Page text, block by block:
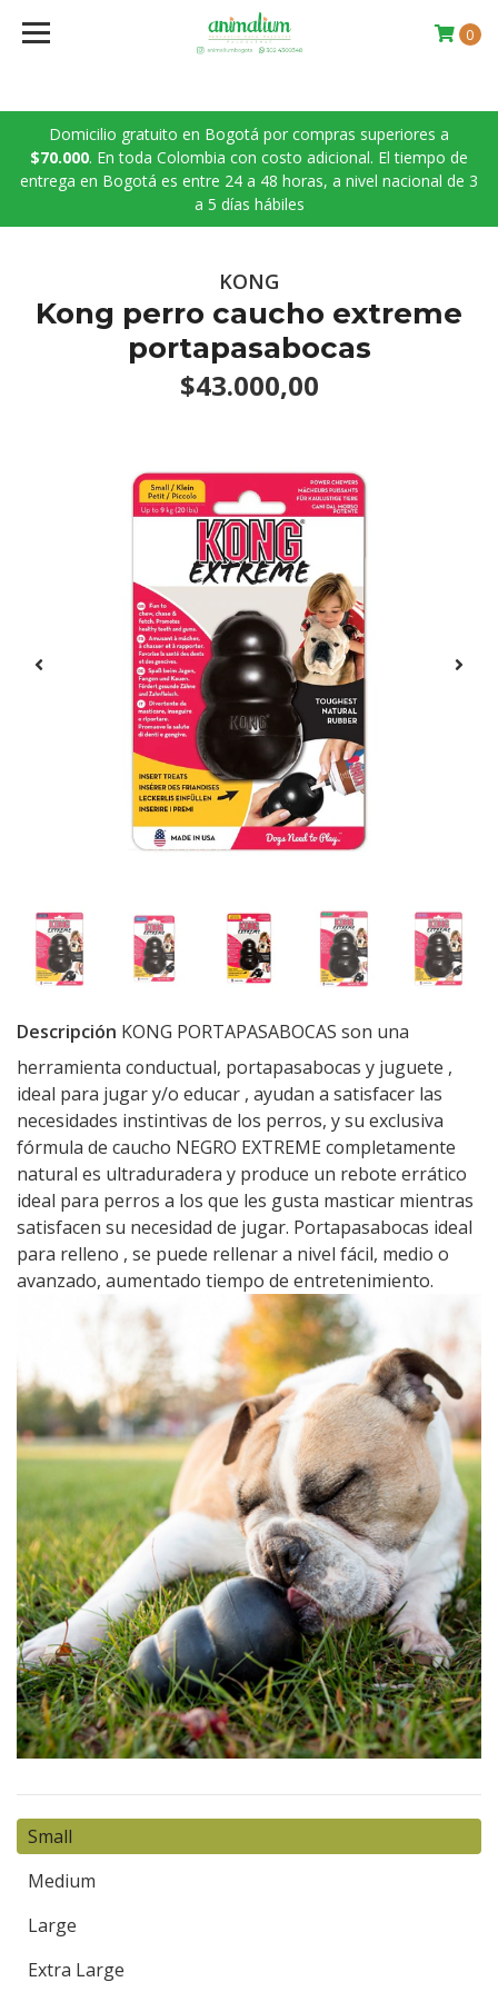
Domicilio gratuito en Bogotá por compras superiores a
$70.000. En toda Colombia con costo adicional. El tiempo de
entrega en Bogotá es entre 24 a 48 horas, a nivel nacional de 3
a 5 días hábiles
0
KONG
Kong perro caucho extreme
portapasabocas
$43.000,00
Descripción KONG PORTAPASABOCAS son una
herramienta conductual, portapasabocas y juguete ,
ideal para jugar y/o educar , ayudan a satisfacer las
necesidades instintivas de los perros, y su exclusiva
fórmula de caucho NEGRO EXTREME completamente
natural es ultraduradera y produce un rebote errático
ideal para perros a los que les gusta masticar mientras
satisfacen su necesidad de jugar. Portapasabocas ideal
para relleno , se puede rellenar a nivel fácil, medio o
avanzado, aumentado tiempo de entretenimiento.
Small
Medium
Large
Extra Large